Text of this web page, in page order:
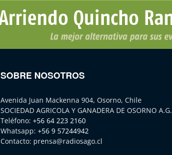
SOBRE NOSOTROS
Avenida Juan Mackenna 904, Osorno, Chile
SOCIEDAD AGRICOLA Y GANADERA DE OSORNO A.G.
Teléfono: +56 64 223 2160
Whatsapp: +56 9 57244942
Contacto: prensa@radiosago.cl